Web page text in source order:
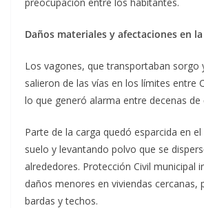
Daños materiales y afectaciones en
Los vagones, que transportaban sorgo
salieron de las vías en los límites entre
lo que generó alarma entre decenas de
Parte de la carga quedó esparcida en
suelo y levantando polvo que se
alrededores. Protección Civil municipal
daños menores en viviendas cercanas,
bardas y techos.